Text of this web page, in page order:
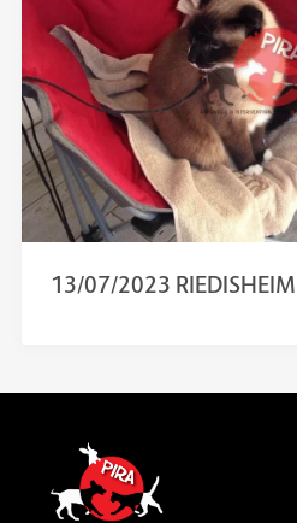
13/07/2023